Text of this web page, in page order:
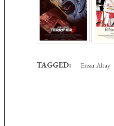
TAGGED: Ensar Altay